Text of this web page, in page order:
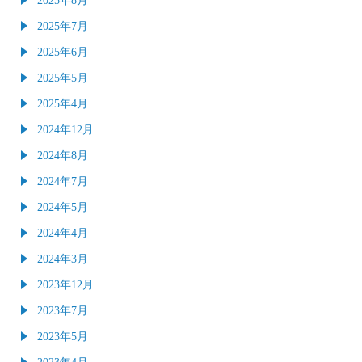
2025年7月
2025年6月
2025年5月
2025年4月
2024年12月
2024年8月
2024年7月
2024年5月
2024年4月
2024年3月
2023年12月
2023年7月
2023年5月